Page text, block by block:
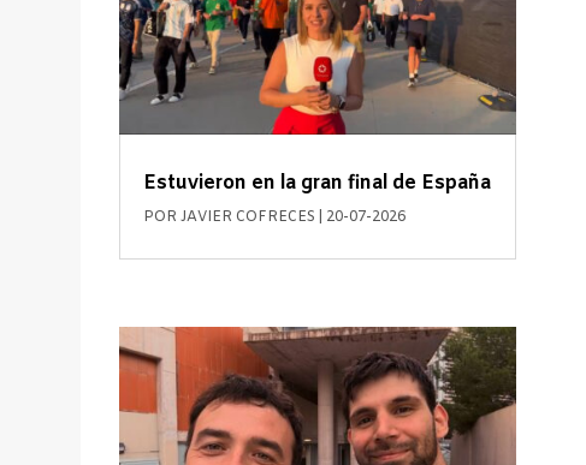
Estuvieron en la gran final de España
PORJAVIER COFRECES 20-07-2026